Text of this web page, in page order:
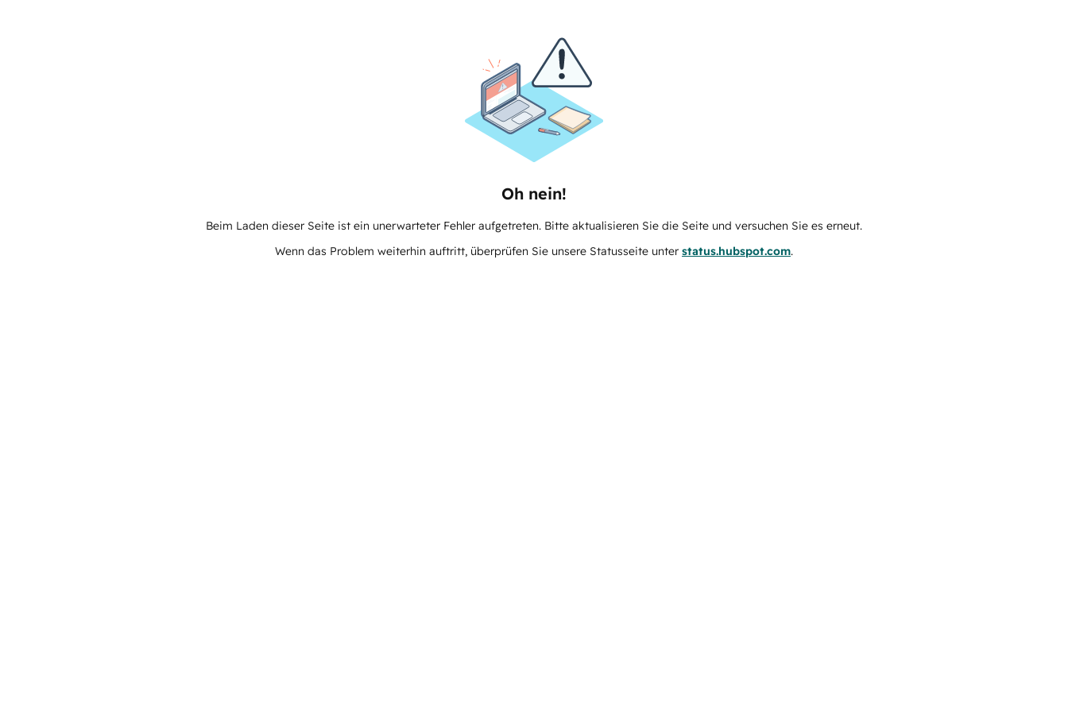
Oh nein!
Beim Laden dieser Seite ist ein unerwarteter Fehler aufgetreten. Bitte aktualisieren Sie die Seite und versuchen Sie es erneut.
Wenn das Problem weiterhin auftritt, überprüfen Sie unsere Statusseite unter status.hubspot.com.